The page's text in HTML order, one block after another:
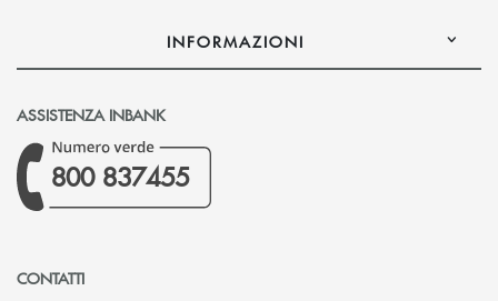
INFORMAZIONI
ASSISTENZA INBANK
800 837455
CONTATTI